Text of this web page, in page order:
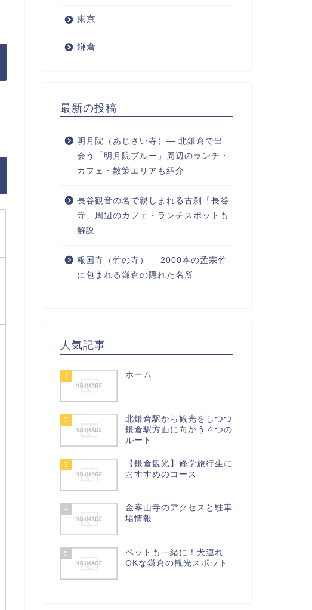
東京
鎌倉
最新の投稿
明月院（あじさい寺）― 北鎌倉で出
会う「明月院ブルー」周辺のランチ・
カフェ・散策エリアも紹介
長谷観音の名で親しまれる古刹「長谷
寺」周辺のカフェ・ランチスポットも
解説
報国寺（竹の寺）― 2000本の孟宗竹
に包まれる鎌倉の隠れた名所
人気記事
1 ホーム
2
北鎌倉駅から観光をしつつ
鎌倉駅方面に向かう４つの
ルート
3
【鎌倉観光】修学旅行生に
おすすめのコース
4
金峯山寺のアクセスと駐車
場情報
5
ペットも一緒に！犬連れ
OKな鎌倉の観光スポット